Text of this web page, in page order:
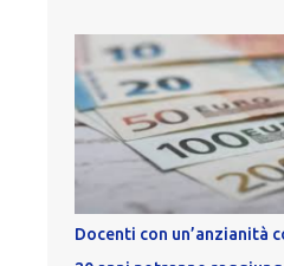
Docenti con un’anzianità